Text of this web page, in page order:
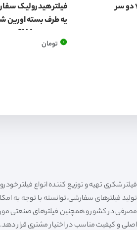
فیلتر هوا سفارشی 7.5/10/6.8 دو سر
یه طرف بسته اورین
SHA13075350 تومان
تولید فیلترهای سفارشی،توانسته با توجه به
مصرفی در کشور و همچنین فیلترهای صنعتی مورد
اصلی و کیفیت مناسب در اختیار مشتری قرار